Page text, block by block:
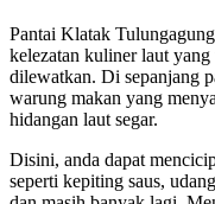
Pantai Klatak
kelezatan kuliner laut
dilewatkan. Di sepanjang
warung makan yang
hidangan laut segar.
Disini, anda dapat
seperti kepiting saus,